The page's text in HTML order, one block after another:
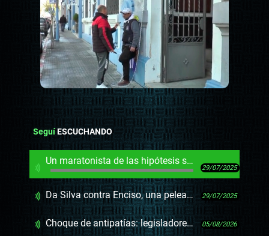
SeguíESCUCHANDO
Un maratonista de las hipótesis se encadenó a la Intendencia de Cerro Largo
29/07/2025
Da Silva contra Enciso, una pelea de “blancos del interior” 29/07/2025
Choque de antipatías: legisladores de la oposición en Israel 05/08/2026